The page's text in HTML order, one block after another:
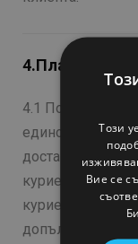
4.Плащане
4.1 Поръчаните
единствено чрез
доставка на
куриера
куриерската
допълнително,
Този
Вие се